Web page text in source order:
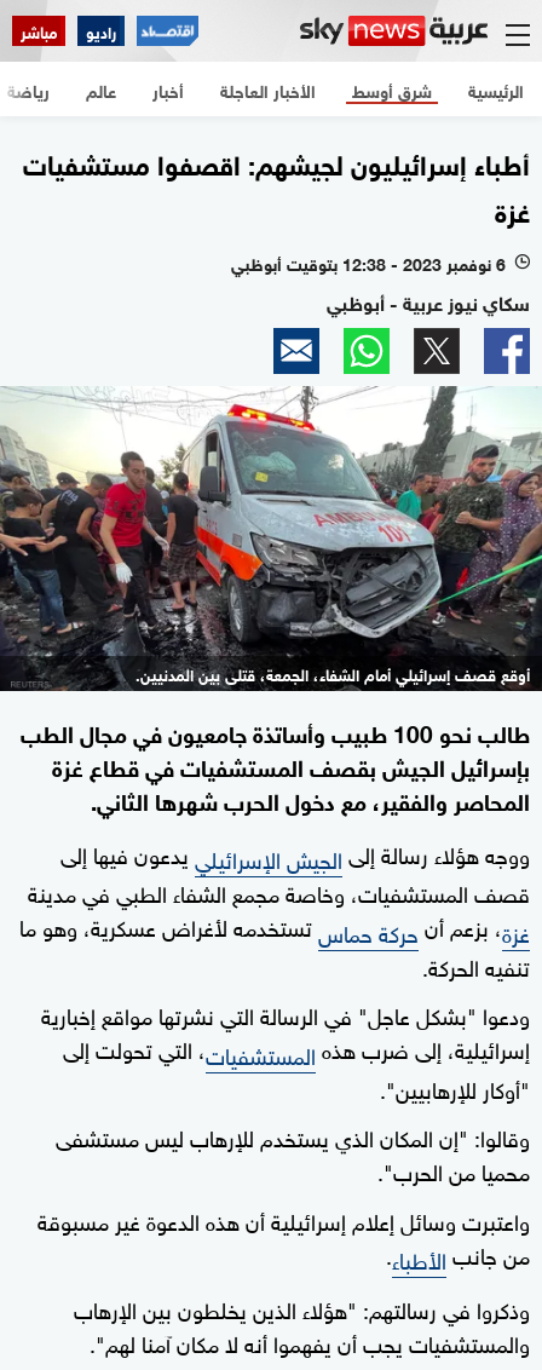
راديو مباشر
الرئيسية الأخبار العاجلة أخبار شرق أوسط عالم رياضة
أطباء إسرائيليون لجيشهم: اقصفوا مستشفيات
غزة
l 6 نوفمبر 2023 - 12:38 بتوقيت أبوظبي
سكاي نيوز عربية - أبوظبي
أوقع قصف إسرائيلي أمام الشفاء، الجمعة، قتلى بين المدنيين.
طالب نحو 100 طبيب وأساتذة جامعيون في مجال الطب
بإسرائيل الجيش بقصف المستشفيات في قطاع غزة
المحاصر والفقير، مع دخول الحرب شهرها الثاني.
ووجه هؤلاء رسالة إلىالجيش الإسرائيلييدعون فيها إلى
قصف المستشفيات، وخاصة مجمع الشفاء الطبي في مدينة
غزة، بزعم أنحركة حماستستخدمه لأغراض عسكرية، وهو ما
تنفيه الحركة.
ودعوا "بشكل عاجل" في الرسالة التي نشرتها مواقع إخبارية
إسرائيلية، إلى ضرب هذهالمستشفيات، التي تحولت إلى
"أوكار للإرهابيين".
وقالوا: "إن المكان الذي يستخدم للإرهاب ليس مستشفى
محميا من الحرب".
واعتبرت وسائل إعلام إسرائيلية أن هذه الدعوة غير مسبوقة
من جانبالأطباء.
وذكروا في رسالتهم: "هؤلاء الذين يخلطون بين الإرهاب
والمستشفيات يجب أن يفهموا أنه لا مكان آمنا لهم".